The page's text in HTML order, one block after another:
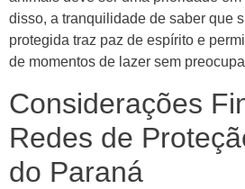
disso, a tranquilidade de saber que
protegida traz paz de espírito e
de momentos de lazer sem
Considerações
Redes de
do Paraná